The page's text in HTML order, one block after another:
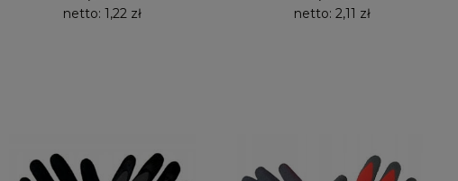
netto: 1,22 zł
netto: 2,11 zł